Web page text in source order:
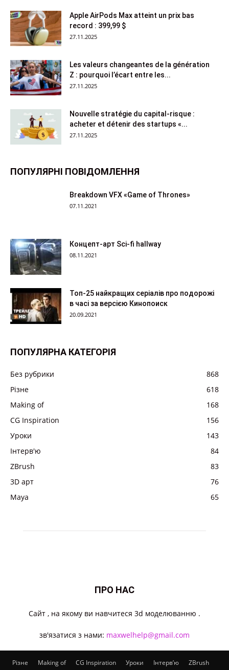
Apple AirPods Max atteint un prix bas
record : 399,99 $
27.11.2025
Les valeurs changeantes de la génération
Z : pourquoi l’écart entre les...
27.11.2025
Nouvelle stratégie du capital-risque :
acheter et détenir des startups «...
27.11.2025
ПОПУЛЯРНІ ПОВІДОМЛЕННЯ
Breakdown VFX «Game of Thrones»
07.11.2021
Концепт-арт Sci-fi hallway
08.11.2021
Топ-25 найкращих серіалів про подорожі
в часі за версією Кинопоиск
20.09.2021
ПОПУЛЯРНА КАТЕГОРІЯ
Без рубрики
868
Різне
618
Making of
168
CG Inspiration
156
Уроки
143
Інтерв'ю
84
ZBrush
83
3D арт
76
Maya
65
ПРО НАС
Cайт , на якому ви навчитеся 3d моделюванню .
зв'язатися з нами: maxwelhelp@gmail.com
Різне Making of CG Inspiration Уроки Інтерв’ю
ZBrush